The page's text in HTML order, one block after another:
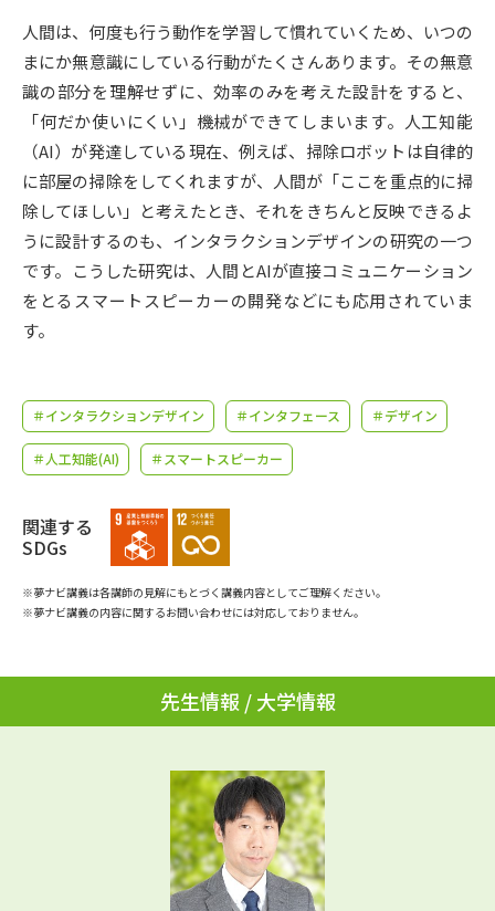
併願校選び 受験スケジュールを立てよう
先輩が入学を決めた理由 テレメール全国一斉進学調査
新生活お役立ちガイド
学問発見 学問検索
学問のミニ講義「夢ナビ講義」 学問分野解説
ユーザーサポート
Ｑ＆Ａ よくあるご質問 大学進学IDについて
お支払いについて
個人情報取扱規定
テレメール進学カタログ
訂正のご案内
人間は、何度も行う動作を学習して慣れていくため、いつの
まにか無意識にしている行動がたくさんあります。その無意
識の部分を理解せずに、効率のみを考えた設計をすると、
「何だか使いにくい」機械ができてしまいます。人工知能
（AI）が発達している現在、例えば、掃除ロボットは自律的
に部屋の掃除をしてくれますが、人間が「ここを重点的に掃
除してほしい」と考えたとき、それをきちんと反映できるよ
うに設計するのも、インタラクションデザインの研究の一つ
です。こうした研究は、人間とAIが直接コミュニケーション
をとるスマートスピーカーの開発などにも応用されていま
す。
＃インタラクションデザイン ＃インタフェース ＃デザイン
＃人工知能(AI) ＃スマートスピーカー
関連する
SDGs
※夢ナビ講義は各講師の見解にもとづく講義内容としてご理解ください。
※夢ナビ講義の内容に関するお問い合わせには対応しておりません。
先生情報 / 大学情報